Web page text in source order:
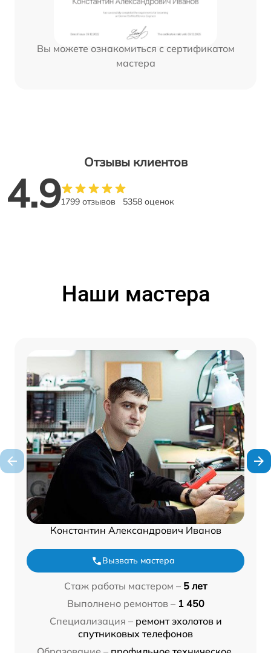
Вы можете ознакомиться с сертификатом
мастера
Отзывы клиентов
4.91799 отзывов 5358 оценок
Наши мастера
Константин Александрович Иванов
Вызвать мастера
Стаж работы мастером – 5 лет
Выполнено ремонтов – 1 450
Специализация – ремонт эхолотов и
спутниковых телефонов